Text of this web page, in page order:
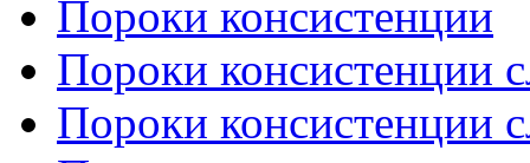
Пороки консистенции
Пороки консистенции
Пороки консистенции